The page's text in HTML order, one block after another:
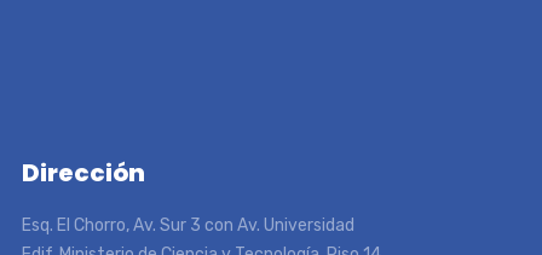
Dirección
Esq. El Chorro, Av. Sur 3 con Av. Universidad